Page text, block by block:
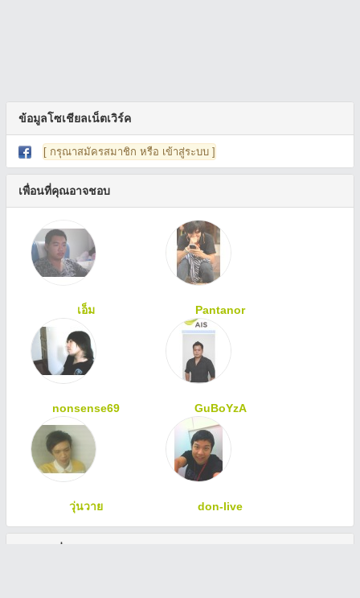
ข้อมูลโซเชียลเน็ตเวิร์ค
[ กรุณาสมัครสมาชิก หรือ เข้าสู่ระบบ ]
เพื่อนที่คุณอาจชอบ
เอ็ม Pantanor
nonsense69 GuBoYzA
วุ่นวาย don-live